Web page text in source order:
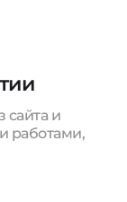
и
работами,